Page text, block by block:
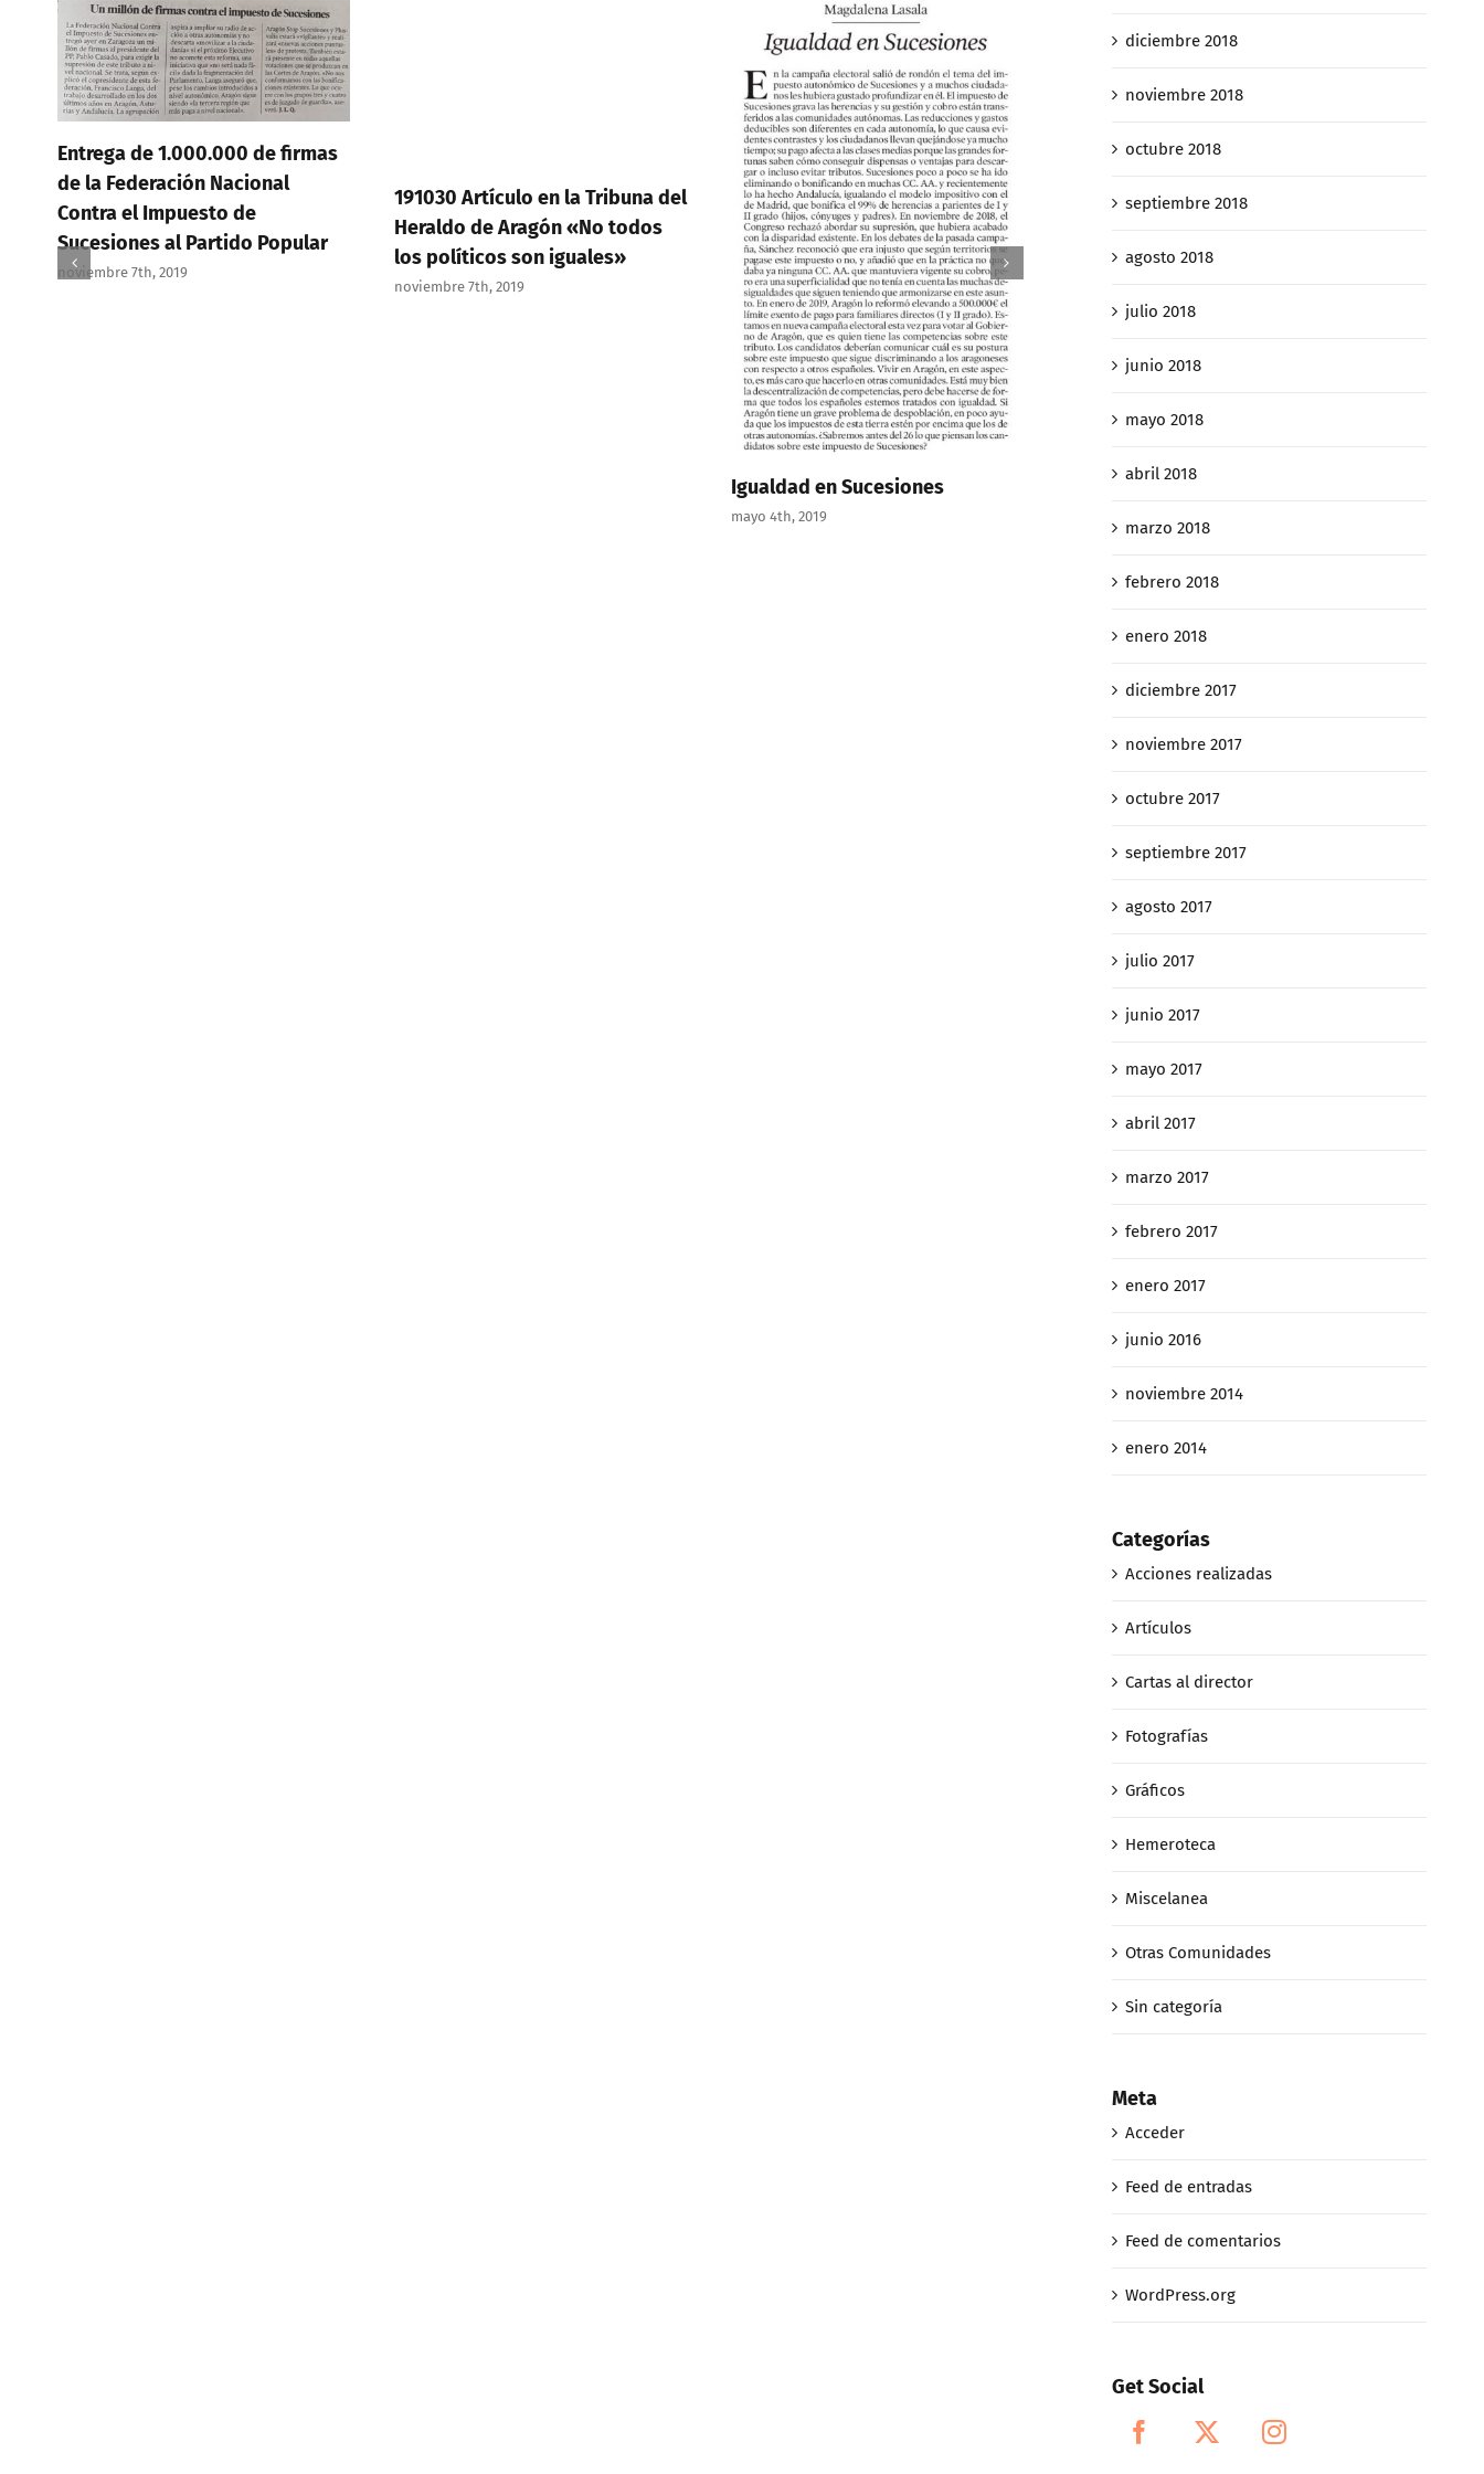
Entrega de 1.000.000 de firmas
de la Federación Nacional
Contra el Impuesto de
Sucesiones al Partido Popular
noviembre 7th, 2019
191030 Artículo en la Tribuna del
Heraldo de Aragón «No todos
los políticos son iguales»
noviembre 7th, 2019
Igualdad en Sucesiones
mayo 4th, 2019
plusvalía municipal es
gananciales
diciembre 2018
noviembre 2018
octubre 2018
septiembre 2018
agosto 2018
julio 2018
junio 2018
mayo 2018
abril 2018
marzo 2018
febrero 2018
enero 2018
diciembre 2017
noviembre 2017
octubre 2017
septiembre 2017
agosto 2017
julio 2017
junio 2017
mayo 2017
abril 2017
marzo 2017
febrero 2017
enero 2017
junio 2016
noviembre 2014
enero 2014
Categorías
Acciones realizadas
Artículos
Cartas al director
Fotografías
Gráficos
Hemeroteca
Miscelanea
Otras Comunidades
Sin categoría
Meta
Acceder
Feed de entradas
Feed de comentarios
WordPress.org
Get Social